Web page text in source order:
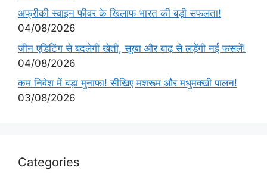
अफ्रीकी स्वाइन फीवर के खिलाफ भारत की बड़ी सफलता!
04/08/2026
जीन एडिटिंग से बदलेगी खेती, सूखा और बाढ़ से लड़ेंगी नई फसलें!
04/08/2026
कम निवेश में बड़ा मुनाफा! सीखिए मशरूम और मधुमक्खी पालन!
03/08/2026
Categories